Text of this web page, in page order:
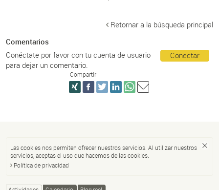
Retornar a la búsqueda principal
Comentarios
Conectar
Conéctate por favor con tu cuenta de usuario
para dejar un comentario.
Compartir
Las cookies nos permiten ofrecer nuestros servicios. Al utilizar nuestros
servicios, aceptas el uso que hacemos de las cookies.
Política de privacidad